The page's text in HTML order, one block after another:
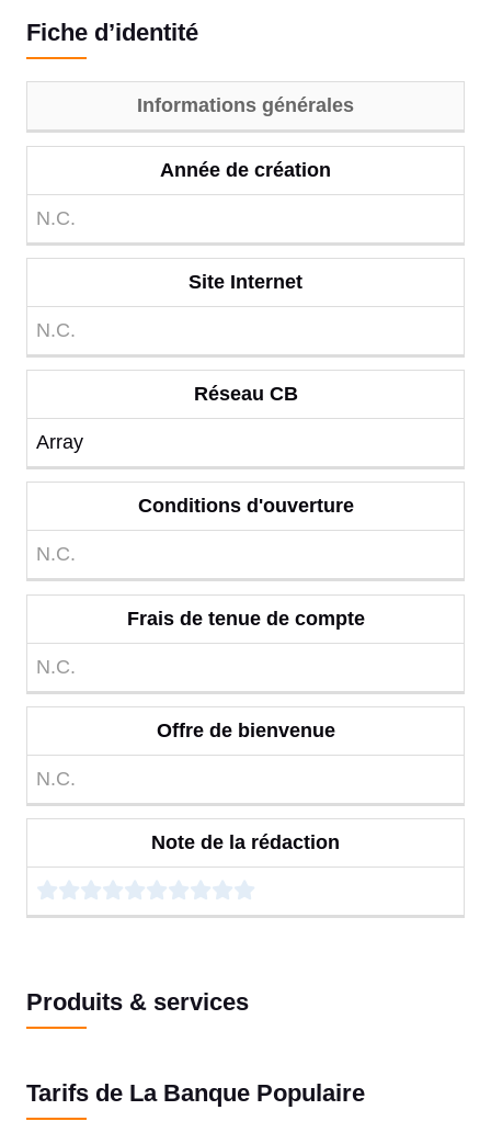
Fiche d’identité
Informations générales
Année de création
N.C.
Site Internet
N.C.
Réseau CB
Array
Conditions d'ouverture
N.C.
Frais de tenue de compte
N.C.
Offre de bienvenue
N.C.
Note de la rédaction
Produits & services
Tarifs de La Banque Populaire